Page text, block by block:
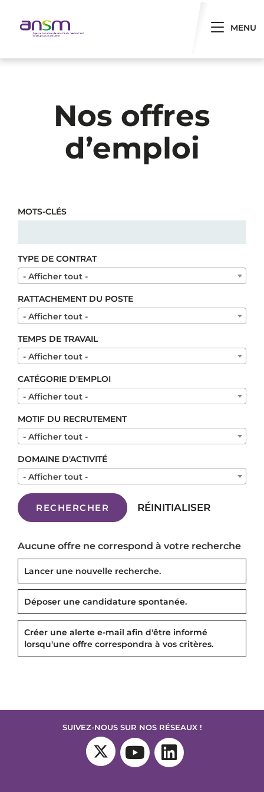
Toggle
MENU
Nos offres
d’emploi
MOTS-CLÉS
TYPE DE CONTRAT
- Afficher tout -
RATTACHEMENT DU POSTE
- Afficher tout -
TEMPS DE TRAVAIL
- Afficher tout -
CATÉGORIE D'EMPLOI
- Afficher tout -
MOTIF DU RECRUTEMENT
- Afficher tout -
DOMAINE D'ACTIVITÉ
- Afficher tout -
RECHERCHER RÉINITIALISER
Aucune offre ne correspond à votre recherche
Lancer une nouvelle recherche.
Déposer une candidature spontanée.
Créer une alerte e-mail afin d'être informé
lorsqu'une offre correspondra à vos critères.
SUIVEZ-NOUS SUR NOS RÉSEAUX !